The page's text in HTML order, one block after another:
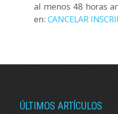
al menos 48 horas
en: CANCELAR
ÚLTIMOS ARTÍCULOS